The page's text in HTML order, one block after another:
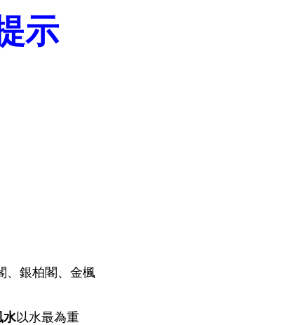
示
銀柏閣、金楓
水以水最為重